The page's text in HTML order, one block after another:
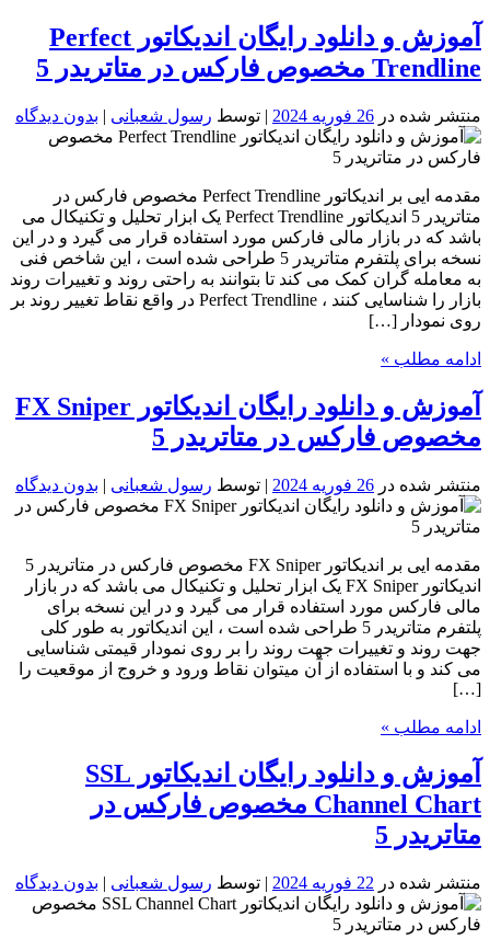
آموزش و دانلود رایگان اندیکاتور Perfect
Trendline مخصوص فارکس در متاتریدر 5
منتشر شده در 26 فوریه 2024 | توسط رسول شعبانی | بدون دیدگاه
مقدمه ایی بر اندیکاتور Perfect Trendline مخصوص فارکس در
متاتریدر 5 اندیکاتور Perfect Trendline یک ابزار تحلیل و تکنیکال می
باشد که در بازار مالی فارکس مورد استفاده قرار می گیرد و در این
نسخه برای پلتفرم متاتریدر 5 طراحی شده است ، این شاخص فنی
به معامله گران کمک می کند تا بتوانند به راحتی روند و تغییرات روند
بازار را شناسایی کنند ، Perfect Trendline در واقع نقاط تغییر روند بر
روی نمودار […]
ادامه مطلب »
آموزش و دانلود رایگان اندیکاتور FX Sniper
مخصوص فارکس در متاتریدر 5
منتشر شده در 26 فوریه 2024 | توسط رسول شعبانی | بدون دیدگاه
مقدمه ایی بر اندیکاتور FX Sniper مخصوص فارکس در متاتریدر 5
اندیکاتور FX Sniper یک ابزار تحلیل و تکنیکال می باشد که در بازار
مالی فارکس مورد استفاده قرار می گیرد و در این نسخه برای
پلتفرم متاتریدر 5 طراحی شده است ، این اندیکاتور به طور کلی
جهت روند و تغییرات جهت روند را بر روی نمودار قیمتی شناسایی
می کند و با استفاده از آن میتوان نقاط ورود و خروج از موقعیت را
[…]
ادامه مطلب »
آموزش و دانلود رایگان اندیکاتور SSL
Channel Chart مخصوص فارکس در
متاتریدر 5
منتشر شده در 22 فوریه 2024 | توسط رسول شعبانی | بدون دیدگاه